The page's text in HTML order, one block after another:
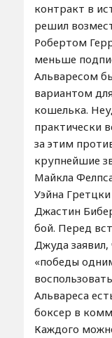
контракт в
решил
Робертом
меньше
Альваресом
вариантом
кошелька.
практически
за этим
крупнейшие
Майкла
Уэйна
Джастин
бой. Перед
Джуда заявил,
«победы
Альвареса
боксер в
Каждого